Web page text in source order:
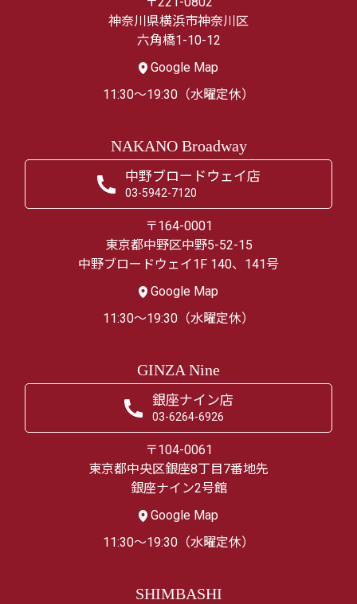
神奈川県横浜市神奈川区
六角橋1-10-12
Google Map
11:30～19:30（水曜定休）
NAKANO Broadway
中野ブロードウェイ店
03-5942-7120
〒164-0001
東京都中野区中野5-52-15
中野ブロードウェイ1F 140、141号
Google Map
11:30～19:30（水曜定休）
GINZA Nine
銀座ナイン店
03-6264-6926
〒104-0061
東京都中央区銀座8丁目7番地先
銀座ナイン2号館
Google Map
11:30～19:30（水曜定休）
SHIMBASHI